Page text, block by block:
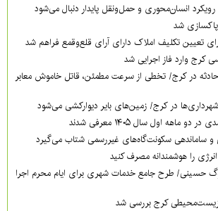
انسان‌محوری و حمل‌ونقل پایدار دنبال می‌شود
پاکسازی شد
تعیین تکلیف املاک دارای آرای قلع‌وقمع فراهم شد
کرج وارد فاز اجرایی شد
در کرج/ تخطی از سرعت مطمئن، قاتل خاموش معابر
ماهه اول سال ۱۴۰۵ معرفی شدند
و ساماندهی سکونت‌گاه‌های غیررسمی شتاب می‌گیرد
را هوشمندانه مصرف کنید
حسینی/ طرح جامع خدمات شهری برای ایام محرم اجرا
کرج بررسی شد